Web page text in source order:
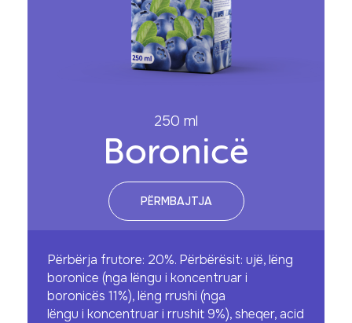
250 ml
Boronicë
PËRMBAJTJA
Përbërja frutore: 20%. Përbërësit: ujë, lëng
boronice (nga lëngu i koncentruar i
boronicës 11%), lëng rrushi (nga
lëngu i koncentruar i rrushit 9%), sheqer, acid